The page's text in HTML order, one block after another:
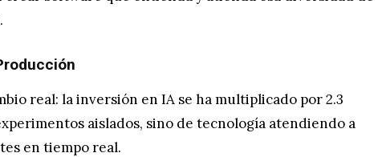
real: la inversión en IA se ha multiplicado por 2.3
aislados, sino de tecnología atendiendo a
en tiempo real.